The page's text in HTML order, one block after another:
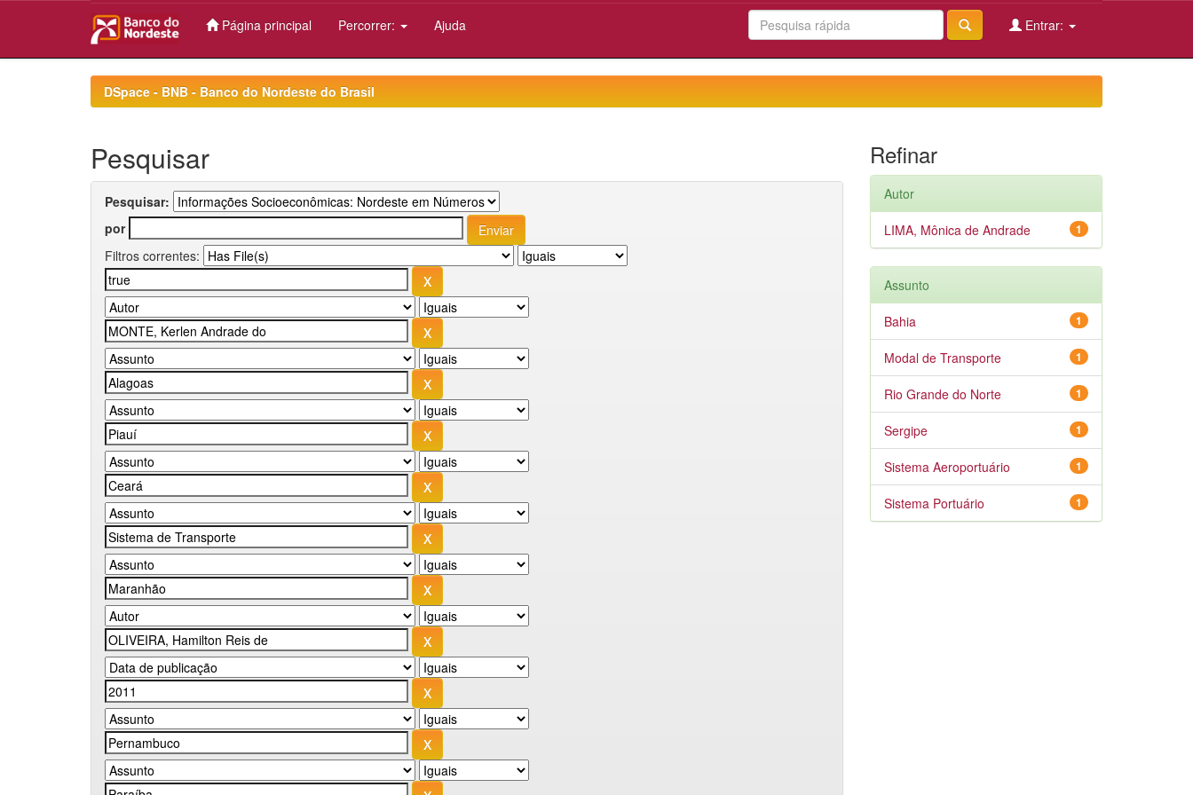
Página principal Percorrer: Ajuda Entrar:
DSpace - BNB - Banco do Nordeste do Brasil
Pesquisar
Pesquisar:
por
Filtros correntes:
Refinar
Autor
1
LIMA, Mônica de Andrade
Assunto
1
Bahia
1
Modal de Transporte
1
Rio Grande do Norte
1
Sergipe
1
Sistema Aeroportuário
1
Sistema Portuário